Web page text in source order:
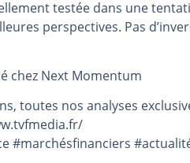
y croient toujours | Point
: Correction probable |
testée dans une
perspectives. Pas
chez Next Momentum
toutes nos analyses
#marchésfinanciers